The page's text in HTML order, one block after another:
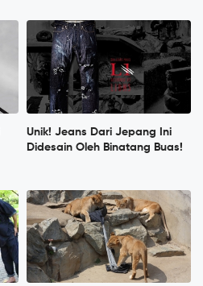
Unik! Jeans Dari Jepang Ini
Didesain Oleh Binatang Buas!